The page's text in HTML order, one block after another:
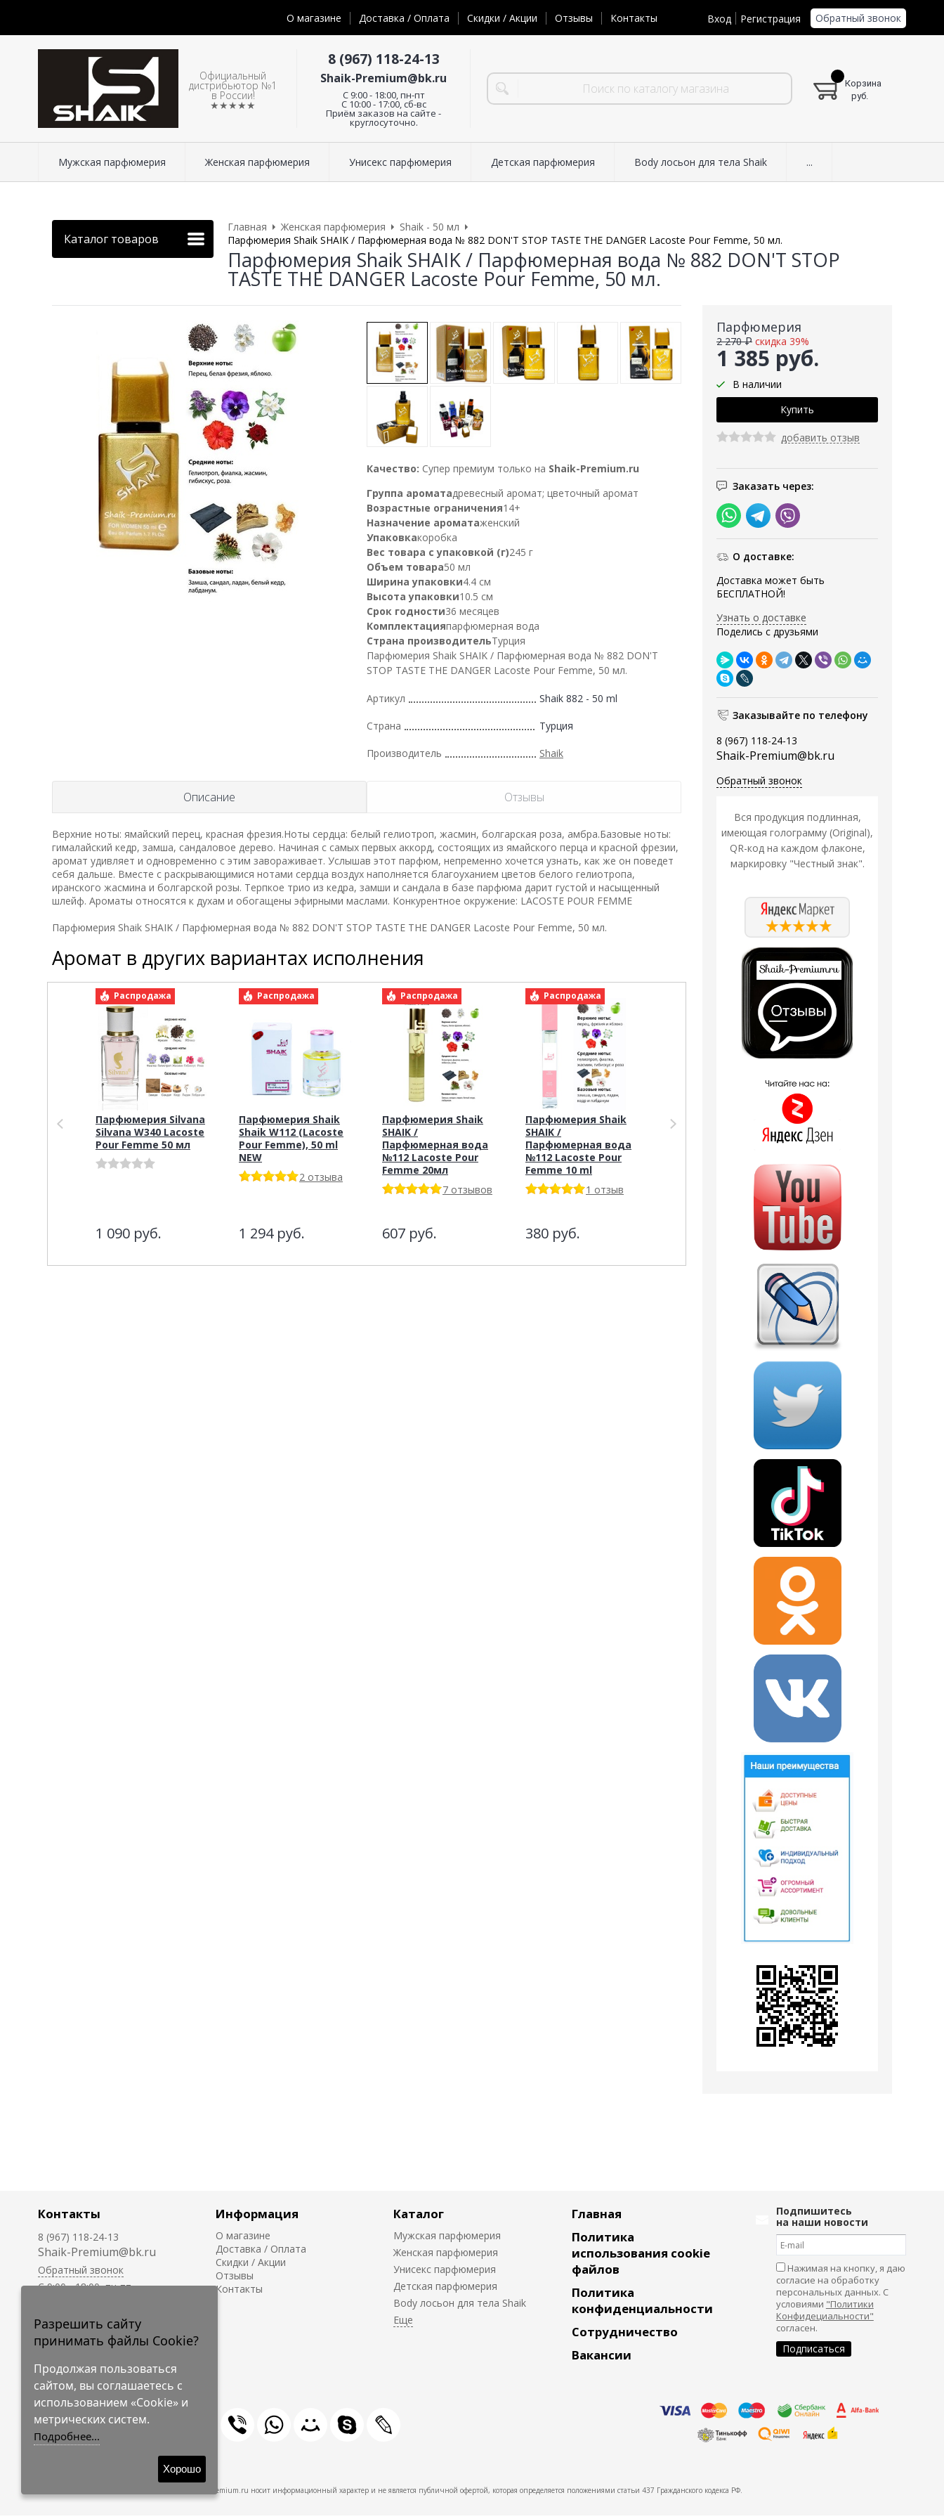
О магазине Доставка / Оплата Скидки / Акции Отзывы Контакты Вход Регистрация Обратный звонок
Официальный
дистрибьютор №1
в России!
★★★★★
8 (967) 118-24-13
Shaik-Premium@bk.ru
C 9:00 - 18:00, пн-пт
С 10:00 - 17:00, сб-вс
Приём заказов на сайте -
круглосуточно.
Корзина
руб.
Мужская парфюмерия Женская парфюмерия Унисекс парфюмерия Детская парфюмерия Body лосьон для тела Shaik ...
Каталог товаров
Главная Женская парфюмерия
Shaik - 50 мл
Парфюмерия Shaik SHAIK / Парфюмерная вода № 882 DON'T STOP TASTE THE DANGER Lacoste Pour Femme, 50 мл.
Парфюмерия Shaik SHAIK / Парфюмерная вода № 882 DON'T STOP
TASTE THE DANGER Lacoste Pour Femme, 50 мл.
Парфюмерия
1 385 руб.
2 270 ₽ скидка 39%
В наличии
добавить отзыв
Заказать через:
О доставке:
Доставка может быть
БЕСПЛАТНОЙ!
Узнать о доставке
Поделись с друзьями
Заказывайте по телефону
8 (967) 118-24-13
Shaik-Premium@bk.ru
Обратный звонок
Вся продукция подлинная,
имеющая голограмму (Original),
QR-код на каждом флаконе,
маркировку "Честный знак".
Качество: Супер премиум только на Shaik-Premium.ru
Группа ароматадревесный аромат; цветочный аромат
Возрастные ограничения14+
Назначение ароматаженский
Упаковкакоробка
Вес товара с упаковкой (г)245 г
Объем товара50 мл
Ширина упаковки4.4 см
Высота упаковки10.5 см
Срок годности36 месяцев
Комплектацияпарфюмерная вода
Страна производительТурция
Парфюмерия Shaik SHAIK / Парфюмерная вода № 882 DON'T
STOP TASTE THE DANGER Lacoste Pour Femme, 50 мл.
Артикул Shaik 882 - 50 ml
Страна Турция
Производитель Shaik
Описание Отзывы
Верхние ноты: ямайский перец, красная фрезия.Ноты сердца: белый гелиотроп, жасмин, болгарская роза, амбра.Базовые ноты:
гималайский кедр, замша, сандаловое дерево. Начиная с самых первых аккорд, состоящих из ямайского перца и красной фрезии,
аромат удивляет и одновременно с этим завораживает. Услышав этот парфюм, непременно хочется узнать, как же он поведет
себя дальше. Вместе с раскрывающимися нотами сердца воздух наполняется благоуханием цветов белого гелиотропа,
иранского жасмина и болгарской розы. Терпкое трио из кедра, замши и сандала в базе парфюма дарит густой и насыщенный
шлейф. Ароматы относятся к духам и обогащены эфирными маслами. Конкурентное окружение: LACOSTE POUR FEMME
Парфюмерия Shaik SHAIK / Парфюмерная вода № 882 DON'T STOP TASTE THE DANGER Lacoste Pour Femme, 50 мл.
Аромат в других вариантах исполнения
Распродажа
Парфюмерия Silvana
Silvana W340 Lacoste
Pour Femme 50 мл
1 090 руб.
Распродажа
Парфюмерия Shaik
Shaik W112 (Lacoste
Pour Femme), 50 ml
NEW
2 отзыва
1 294 руб.
Распродажа
Парфюмерия Shaik
SHAIK /
Парфюмерная вода
№112 Lacoste Pour
Femme 20мл
7 отзывов
607 руб.
Распродажа
Парфюмерия Shaik
SHAIK /
Парфюмерная вода
№112 Lacoste Pour
Femme 10 ml
1 отзыв
380 руб.
Аромадиффузор
Shaik
Аромадиффузор с
Распродажа
SHAIK /
Парфюмерная вода
FEMME, 50 мл.
1 246
Контакты
8 (967) 118-24-13
Shaik-Premium@bk.ru
Обратный звонок
C 9:00 - 18:00, пн-пт
круглосуточно.
Информация
О магазине
Доставка / Оплата
Скидки / Акции
Отзывы
Контакты
Каталог
Мужская парфюмерия
Женская парфюмерия
Унисекс парфюмерия
Детская парфюмерия
Body лосьон для тела Shaik
Главная
Политика
использования cookie
файлов
Политика
конфиденциальности
Сотрудничество
Вакансии
Подпишитесь
на наши новости
Нажимая на кнопку, я даю
согласие на обработку
персональных данных. С
условиями "Политики
Конфидециальности"
согласен.
© 2009-2026 Shaik-Premium
Shaik-Premium.ru носит информационный характер и не является публичной офертой, которая определяется положениями статьи 437 Гражданского кодекса РФ.
Разрешить сайту
принимать файлы Cookie?
Продолжая пользоваться
сайтом, вы соглашаетесь с
использованием «Cookie» и
метрических систем.
Подробнее...
Хорошо